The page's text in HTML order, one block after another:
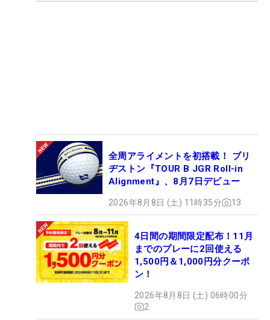
全周アライメントを初搭載！ ブリ
ヂストン『TOUR B JGR Roll-in
Alignment』、8月7日デビュー
2026年8月8日 (土) 11時35分 13
4日間の期間限定配布！11月
までのプレーに2回使える
1,500円＆1,000円分クーポ
ン！
2026年8月8日 (土) 06時00分
2